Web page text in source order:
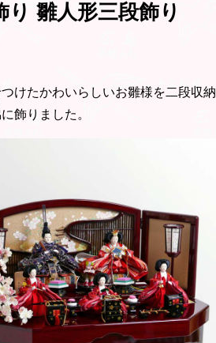
り 雛人形三段飾り
けたかわいらしいお雛様を二段収納
飾りました。